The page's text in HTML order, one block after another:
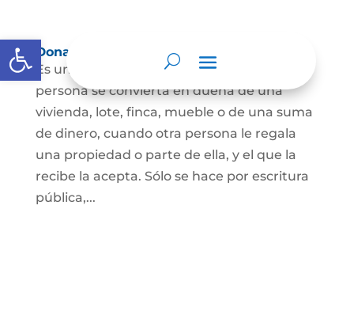
Abrir barra de herramientas
Donación
Es uno de los contratos cuyo fin es que una
persona se convierta en dueña de una
vivienda, lote, finca, mueble o de una suma
de dinero, cuando otra persona le regala
una propiedad o parte de ella, y el que la
recibe la acepta. Sólo se hace por escritura
pública,...